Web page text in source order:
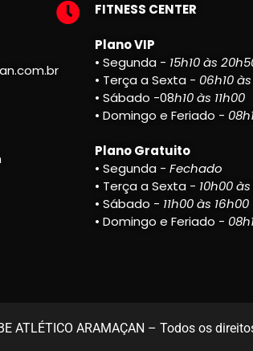
FITNESS CENTER
Plano VIP
• Segunda - 15h10 às
• Terça a Sexta - 06h10
• Sábado -08h10 às 11h00
• Domingo e Feriado -
Plano Gratuito
• Segunda - Fechado
• Terça a Sexta - 10h00
• Sábado - 11h00 às 16h00
• Domingo e Feriado -
ATLÉTICO ARAMAÇAN – Todos os